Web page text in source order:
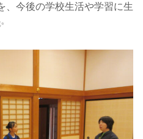
、今後の学校生活や学習に生